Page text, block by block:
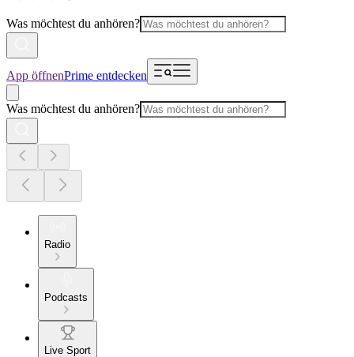
Was möchtest du anhören?
App öffnenPrime entdecken
Was möchtest du anhören?
Radio
Podcasts
Live Sport